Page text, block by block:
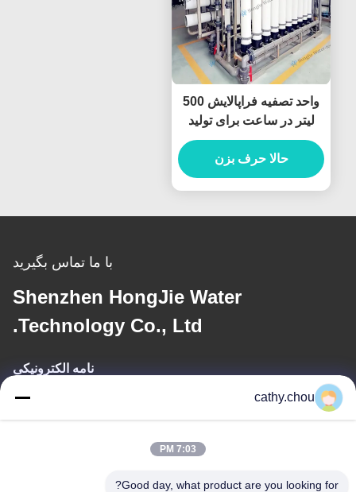
واحد تصفیه فراپالایش 500
لیتر در ساعت برای تولید
دارویی
حالا حرف بزن
با ما تماس بگیرید
Shenzhen HongJie Water
Technology Co., Ltd.
نامه الکترونیکی
cathy@szhjwater.com
cathy.chou
7:03 PM
Good day, what product are you looking for?